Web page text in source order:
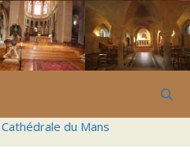
Cathédrale du Mans